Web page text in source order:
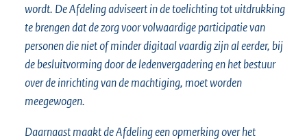
wordt. De Afdeling adviseert in de toelichting tot uitdrukking
te brengen dat de zorg voor volwaardige participatie van
personen die niet of minder digitaal vaardig zijn al eerder, bij
de besluitvorming door de ledenvergadering en het bestuur
over de inrichting van de machtiging, moet worden
meegewogen.
Daarnaast maakt de Afdeling een opmerking over het